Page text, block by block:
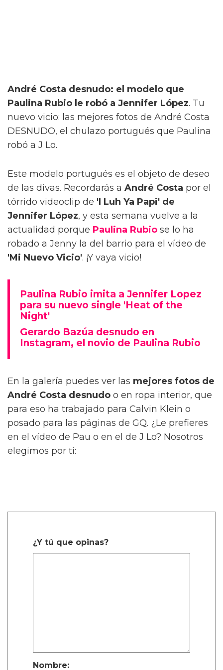
André Costa desnudo: el modelo que
Paulina Rubio le robó a Jennifer López. Tu
nuevo vicio: las mejores fotos de André Costa
DESNUDO, el chulazo portugués que Paulina
robó a J Lo.
Este modelo portugués es el objeto de deseo
de las divas. Recordarás a André Costa por el
tórrido videoclip de 'I Luh Ya Papi' de
Jennifer López, y esta semana vuelve a la
actualidad porque Paulina Rubio se lo ha
robado a Jenny la del barrio para el vídeo de
'Mi Nuevo Vicio'. ¡Y vaya vicio!
Paulina Rubio imita a Jennifer Lopez
para su nuevo single 'Heat of the
Night'
Gerardo Bazúa desnudo en
Instagram, el novio de Paulina Rubio
En la galería puedes ver las mejores fotos de
André Costa desnudo o en ropa interior, que
para eso ha trabajado para Calvin Klein o
posado para las páginas de GQ. ¿Le prefieres
en el vídeo de Pau o en el de J Lo? Nosotros
elegimos por ti:
¿Y tú que opinas?
Nombre: